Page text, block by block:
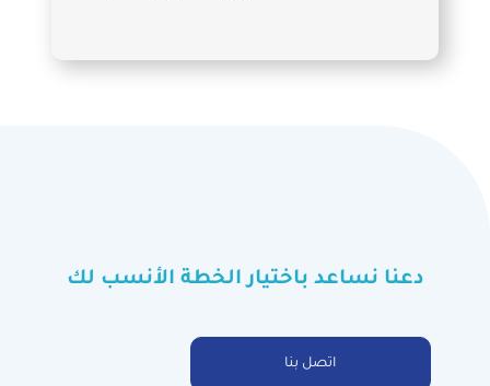
دعنا نساعد باختيار الخطة الأنسب لك
اتصل بنا